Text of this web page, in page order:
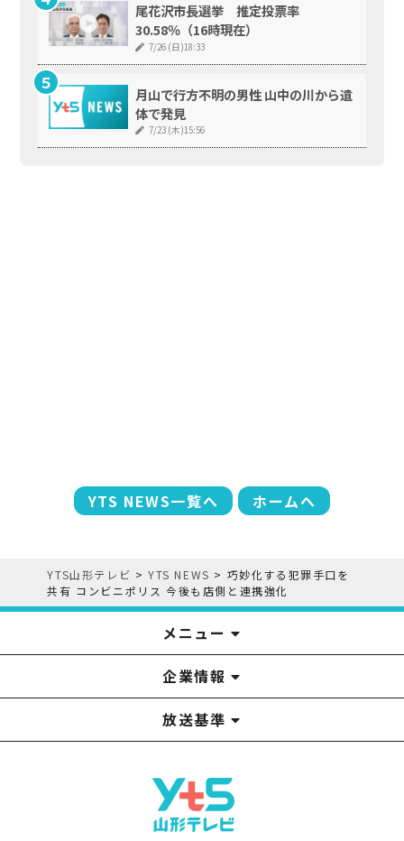
尾花沢市長選挙 推定投票率
30.58％（16時現在）
7/26 (日)18:33
月山で行方不明の男性 山中の川から遺
体で発見
7/23 (木)15:56
YTS NEWS一覧へ ホームへ
YTS山形テレビ >YTS NEWS > 巧妙化する犯罪手口を
共有 コンビニポリス 今後も店側と連携強化
メニュー
YTSニュース
番組
アナウンサー
プレゼント
イベント
みるるん星人
YTS見学ツアー
番組表
お問い合わせ
企業情報
企業情報
役員構成
YTS山形テレビ SDGs 宣言
採用情報
山形テレビ人権方針
山形テレビ国民保護業務計画提出文
個人情報基本方針
情報セキュリティ基本方針
視聴データの取扱いについて
系列局一覧
中継局一覧
放送基準